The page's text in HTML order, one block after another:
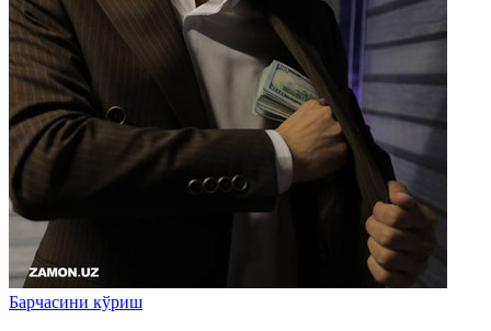
Барчасини кўриш